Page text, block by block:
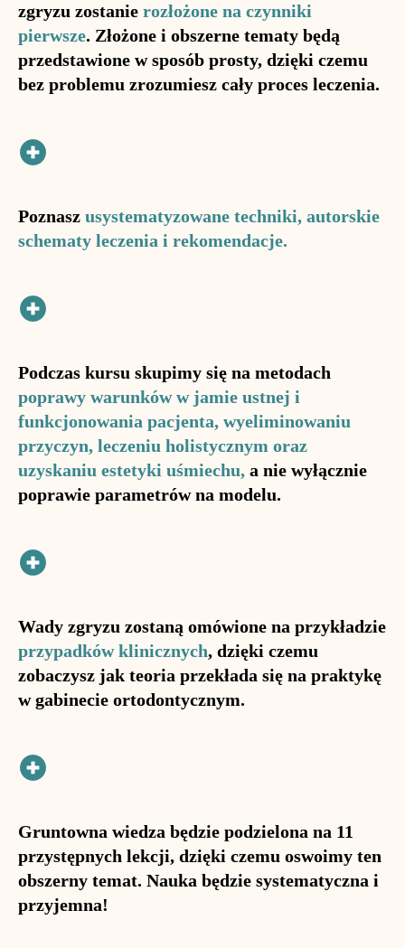
zgryzu zostanie rozłożone na czynniki
pierwsze. Złożone i obszerne tematy będą
przedstawione w sposób prosty, dzięki czemu
bez problemu zrozumiesz cały proces leczenia.
Poznasz usystematyzowane techniki, autorskie
schematy leczenia i rekomendacje.
Podczas kursu skupimy się na metodach
poprawy warunków w jamie ustnej i
funkcjonowania pacjenta, wyeliminowaniu
przyczyn, leczeniu holistycznym oraz
uzyskaniu estetyki uśmiechu, a nie wyłącznie
poprawie parametrów na modelu.
Wady zgryzu zostaną omówione na przykładzie
przypadków klinicznych, dzięki czemu
zobaczysz jak teoria przekłada się na praktykę
w gabinecie ortodontycznym.
Gruntowna wiedza będzie podzielona na 11
przystępnych lekcji, dzięki czemu oswoimy ten
obszerny temat. Nauka będzie systematyczna i
przyjemna!